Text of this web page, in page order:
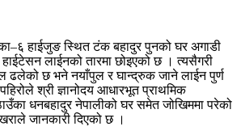
हाईजुङ स्थित टंक बहादुर पुनको घर अगाडी
हाईटेसन लाईनको तारमा छोइएको छ । त्यसैगरी
ढलेको छ भने नयाँपुल र घान्द्रुक जाने लाईन पुर्ण
श्री ज्ञानोदय आधारभूत प्राथमिक
धनबहादुर नेपालीको घर समेत जोखिममा परेको
जानकारी दिएको छ ।